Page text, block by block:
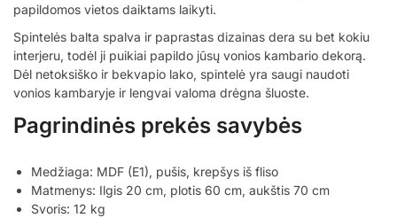
papildomos vietos daiktams laikyti.
Spintelės balta spalva ir paprastas dizainas dera su bet kokiu
interjeru, todėl ji puikiai papildo jūsų vonios kambario dekorą.
Dėl netoksiško ir bekvapio lako, spintelė yra saugi naudoti
vonios kambaryje ir lengvai valoma drėgna šluoste.
Pagrindinės prekės savybės
Medžiaga: MDF (E1), pušis, krepšys iš fliso
Matmenys: Ilgis 20 cm, plotis 60 cm, aukštis 70 cm
Svoris: 12 kg